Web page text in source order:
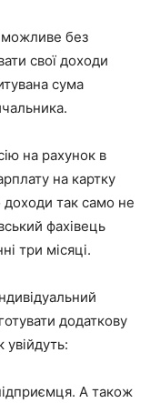
без
свої доходи
сума
на рахунок в
на картку
доходи так само не
фахівець
три місяці.
додаткову
А також